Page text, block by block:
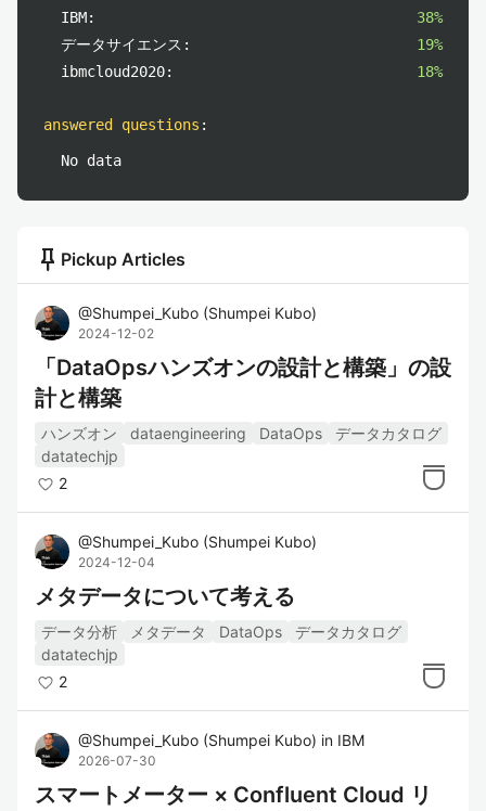
IBM:
38%
データサイエンス:
19%
ibmcloud2020:
18%
answered questions :
No data
push_pin Pickup Articles
@Shumpei_Kubo (Shumpei Kubo)
2024-12-02
「DataOpsハンズオンの設計と構築」の設
計と構築
ハンズオン dataengineering DataOps
データカタログ
datatechjp
2
@Shumpei_Kubo (Shumpei Kubo)
2024-12-04
メタデータについて考える
データ分析 メタデータ DataOps
データカタログ
datatechjp
2
@Shumpei_Kubo (Shumpei Kubo) in IBM
2026-07-30
スマートメーター × Confluent Cloud リ